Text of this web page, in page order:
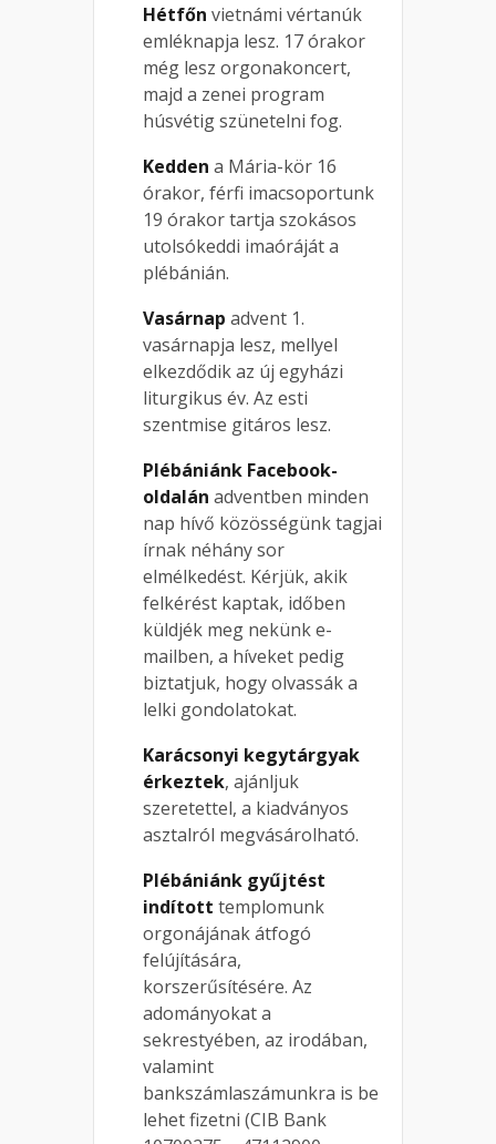
Hétfőn vietnámi vértanúk
emléknapja lesz. 17 órakor
még lesz orgonakoncert,
majd a zenei program
húsvétig szünetelni fog.
Kedden a Mária-kör 16
órakor, férfi imacsoportunk
19 órakor tartja szokásos
utolsókeddi imaóráját a
plébánián.
Vasárnap advent 1.
vasárnapja lesz, mellyel
elkezdődik az új egyházi
liturgikus év. Az esti
szentmise gitáros lesz.
Plébániánk Facebook-
oldalán adventben minden
nap hívő közösségünk tagjai
írnak néhány sor
elmélkedést. Kérjük, akik
felkérést kaptak, időben
küldjék meg nekünk e-
mailben, a híveket pedig
biztatjuk, hogy olvassák a
lelki gondolatokat.
Karácsonyi kegytárgyak
érkeztek, ajánljuk
szeretettel, a kiadványos
asztalról megvásárolható.
Plébániánk gyűjtést
indított templomunk
orgonájának átfogó
felújítására,
korszerűsítésére. Az
adományokat a
sekrestyében, az irodában,
valamint
bankszámlaszámunkra is be
lehet fizetni (CIB Bank